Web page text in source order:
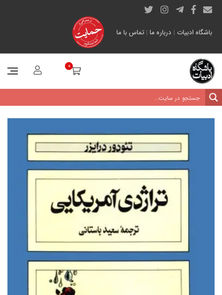
باشگاه ادبیات | درباره ما | تماس با ما
0